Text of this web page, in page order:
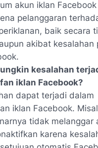
akun iklan
pelanggaran
baik secara
akibat kesalahan
kesalahan
iklan Facebook?
dapat terjadi dalam
iklan Facebook.
tidak melanggar
karena